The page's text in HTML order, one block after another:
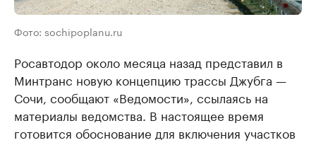
Фото: sochipoplanu.ru
Росавтодор около месяца назад представил в
Минтранс новую концепцию трассы Джубга —
Сочи, сообщают «Ведомости», ссылаясь на
материалы ведомства. В настоящее время
готовится обоснование для включения участков